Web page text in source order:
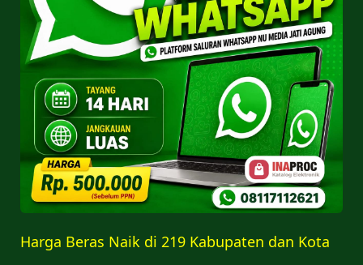
Harga Beras Naik di 219 Kabupaten dan Kota